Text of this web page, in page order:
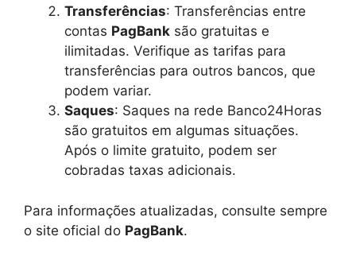
Transferências: Transferências entre
contas PagBank são gratuitas e
ilimitadas. Verifique as tarifas para
transferências para outros bancos, que
podem variar.
Saques: Saques na rede Banco24Horas
são gratuitos em algumas situações.
Após o limite gratuito, podem ser
cobradas taxas adicionais.
Para informações atualizadas, consulte sempre
o site oficial do PagBank.